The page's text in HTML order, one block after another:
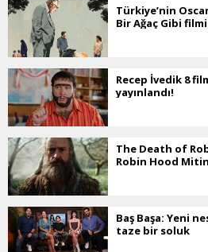
Türkiye’nin
Bir Ağaç Gibi
Recep İvedik 8
yayınlandı!
The Death of
Robin Hood
Baş Başa: Yeni
taze bir soluk